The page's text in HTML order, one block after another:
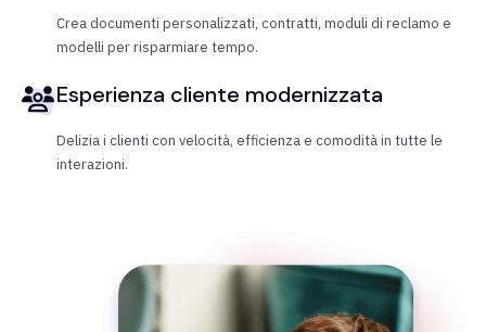
Crea documenti personalizzati, contratti, moduli di reclamo e
modelli per risparmiare tempo.
Esperienza cliente modernizzata
Delizia i clienti con velocità, efficienza e comodità in tutte le
interazioni.